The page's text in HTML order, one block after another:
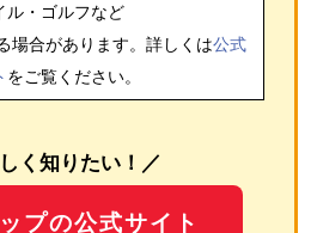
ル・ゴルフなど
場合があります。詳しくは公式
をご覧ください。
く知りたい！／
プの公式サイト